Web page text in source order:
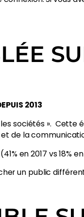
2013
sociétés ». Cette
de la
en 2017 vs 18% en
un public